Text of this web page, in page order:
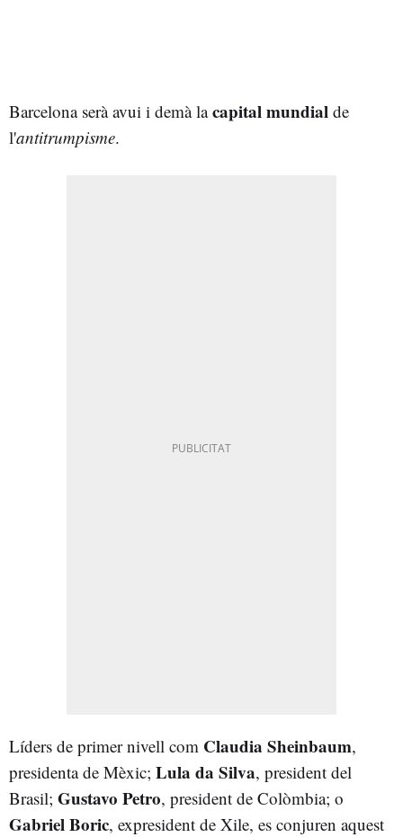
Barcelona serà avui i demà lacapital mundial de
l'antitrumpisme.
Líders de primer nivell com Claudia Sheinbaum,
presidenta de Mèxic; Lula da Silva, president del
Brasil; Gustavo Petro, president de Colòmbia; o
Gabriel Boric, expresident de Xile, es conjuren aquest